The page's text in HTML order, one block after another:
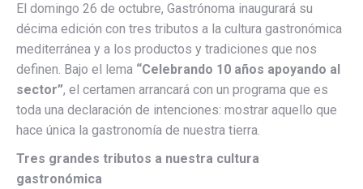
El domingo 26 de octubre, Gastrónoma inaugurará su
décima edición con tres tributos a la cultura gastronómica
mediterránea y a los productos y tradiciones que nos
definen. Bajo el lema “Celebrando 10 años apoyando al
sector”, el certamen arrancará con un programa que es
toda una declaración de intenciones: mostrar aquello que
hace única la gastronomía de nuestra tierra.
Tres grandes tributos a nuestra cultura
gastronómica